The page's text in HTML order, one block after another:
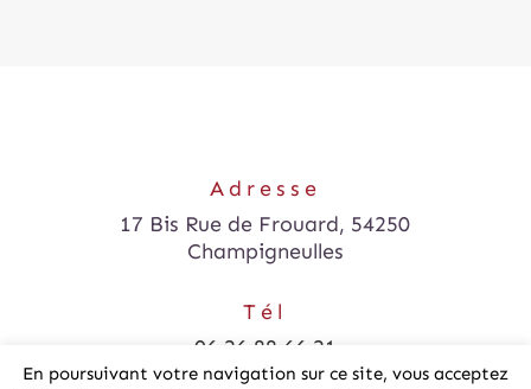
Adresse
17 Bis Rue de Frouard, 54250
Champigneulles
Tél
06 26 88 66 21
En poursuivant votre navigation sur ce site, vous acceptez